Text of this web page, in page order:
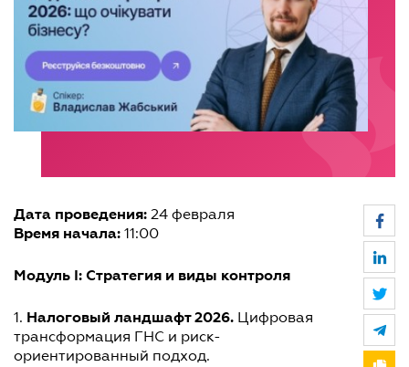
Дата проведения: 24 февраля
Время начала: 11:00
Модуль I: Стратегия и виды контроля
1. Налоговый ландшафт 2026. Цифровая
трансформация ГНС и риск-
ориентированный подход.